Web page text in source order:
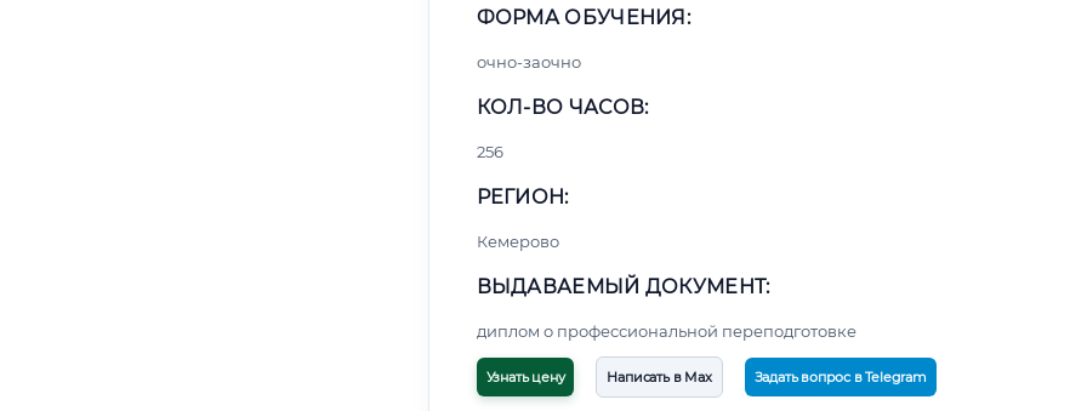
ФОРМА ОБУЧЕНИЯ:
очно-заочно
КОЛ-ВО ЧАСОВ:
256
РЕГИОН:
Кемерово
ВЫДАВАЕМЫЙ ДОКУМЕНТ:
диплом о профессиональной переподготовке
Узнать цену Написать в Max Задать вопрос в Telegram